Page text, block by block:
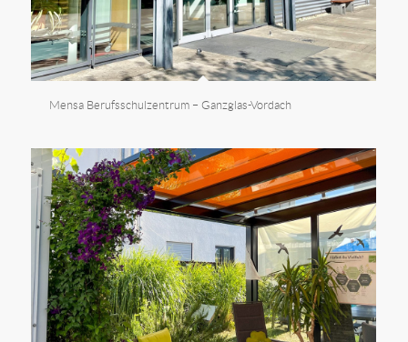
Mensa Berufsschulzentrum – Ganzglas-Vordach